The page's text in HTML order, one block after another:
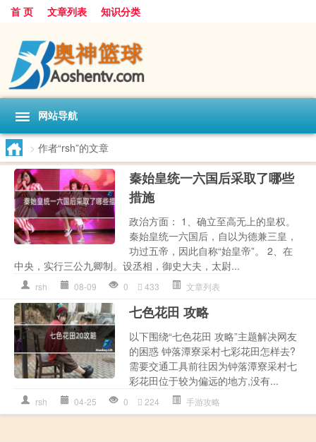
首 页 文章列表 知识分类
网站导航
> 作者“rsh”的文章
秦始皇统一六国后采取了哪些
措施
政治方面： 1、确立至高无上的皇权。
秦始皇统一六国后，自以为德兼三皇，
功过五帝，因此自称“始皇帝”。 2、在
中央，实行三公九卿制。设丞相，御史大夫，太尉...
rsh 08-09 0 433 文章列表
七色花田 攻略
以下围绕“七色花田 攻略”主题解决网友
的困惑 钟落潭寮采村七彩花田怎样去?
需要交通工具前往因为钟落潭寮采村七
彩花田位于较为偏远的地方,没有...
rsh 04-25 0 224 手游攻略